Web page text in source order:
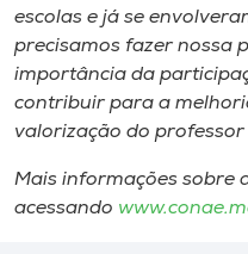
escolas e já se
precisamos fazer nossa
importância da
contribuir para a
valorização do professor
Mais informações sobre
acessando